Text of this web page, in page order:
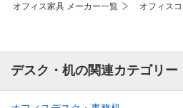
オフィス家具 メーカー一覧 オフィス
デスク・机の関連カテゴリー